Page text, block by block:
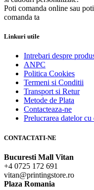
Poti comanda online sau
comanda ta
Linkuri utile
Intrebari despre
ANPC
Politica Cookies
Termeni si Conditii
Transport si Retur
Metode de Plata
Contacteaza-ne
Prelucrarea datelor cu
CONTACTATI-NE
Bucuresti Mall Vitan
+4 0725 172 691
vitan@printingstore.ro
Plaza Romania